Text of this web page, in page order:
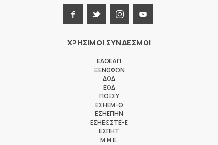
ΧΡΗΣΙΜΟΙ ΣΥΝΔΕΣΜΟΙ
ΕΔΟΕΑΠ
ΞΕΝΟΦΩΝ
ΔΟΔ
ΕΟΔ
ΠΟΕΣΥ
ΕΣΗΕΜ-Θ
ΕΣΗΕΠΗΝ
ΕΣΗΕΘΣΤΕ-Ε
ΕΣΠΗΤ
M.M.E.